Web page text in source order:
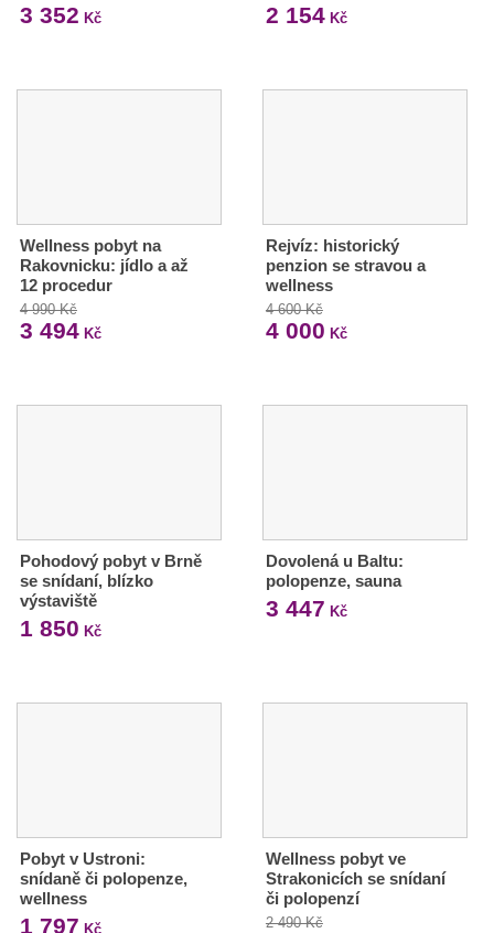
3 352 Kč 2 154Kč
Wellness pobyt na
Rakovnicku: jídlo a až
12 procedur
4 990 Kč
3 494 Kč
Rejvíz: historický
penzion se stravou a
wellness
4 600 Kč
4 000 Kč
Pohodový pobyt v Brně
se snídaní, blízko
výstaviště
1 850 Kč
Dovolená u Baltu:
polopenze, sauna
3 447 Kč
Pobyt v Ustroni:
snídaně či polopenze,
wellness
1 797 Kč
Wellness pobyt ve
Strakonicích se snídaní
či polopenzí
2 490 Kč